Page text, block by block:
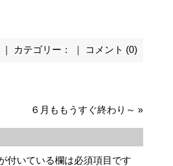
カテゴリー： ｜ コメント (0)
６月ももうすぐ終わり～ »
付いている欄は必須項目です